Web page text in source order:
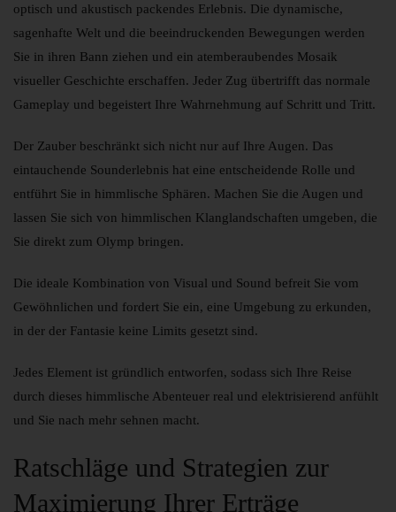
optisch und akustisch packendes Erlebnis. Die dynamische,
sagenhafte Welt und die beeindruckenden Bewegungen werden
Sie in ihren Bann ziehen und ein atemberaubendes Mosaik
visueller Geschichte erschaffen. Jeder Zug übertrifft das normale
Gameplay und begeistert Ihre Wahrnehmung auf Schritt und Tritt.
Der Zauber beschränkt sich nicht nur auf Ihre Augen. Das
eintauchende Sounderlebnis hat eine entscheidende Rolle und
entführt Sie in himmlische Sphären. Machen Sie die Augen und
lassen Sie sich von himmlischen Klanglandschaften umgeben, die
Sie direkt zum Olymp bringen.
Die ideale Kombination von Visual und Sound befreit Sie vom
Gewöhnlichen und fordert Sie ein, eine Umgebung zu erkunden,
in der der Fantasie keine Limits gesetzt sind.
Jedes Element ist gründlich entworfen, sodass sich Ihre Reise
durch dieses himmlische Abenteuer real und elektrisierend anfühlt
und Sie nach mehr sehnen macht.
Ratschläge und Strategien zur
Maximierung Ihrer Erträge